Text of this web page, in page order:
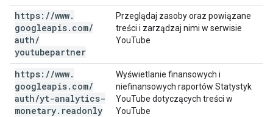
https: //www.
googleapis. com/
auth/
youtubepartner
Przeglądaj zasoby oraz powiązane
treści i zarządzaj nimi w serwisie
YouTube
https: //www.
googleapis. com/
auth/yt-analytics-
monetary. readonly
Wyświetlanie finansowych i
niefinansowych raportów Statystyk
YouTube dotyczących treści w
YouTube